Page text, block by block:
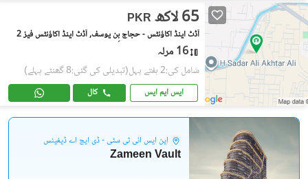
PKR 65 لاکھ
آڈٹ اینڈ اکاؤنٹس - حجاج بِن یوسف, آڈٹ اینڈ اکاؤنٹس فیز 2
16 مرلہ
شامل کی:2 ہفتے پہل (تبدیلی کی گئی:8 گھنٹے پہلے)
ایس ایم ایس کال
این ایس آئی ٹی سٹی - ڈی ایچ اے ڈیفینس
Zameen Vault